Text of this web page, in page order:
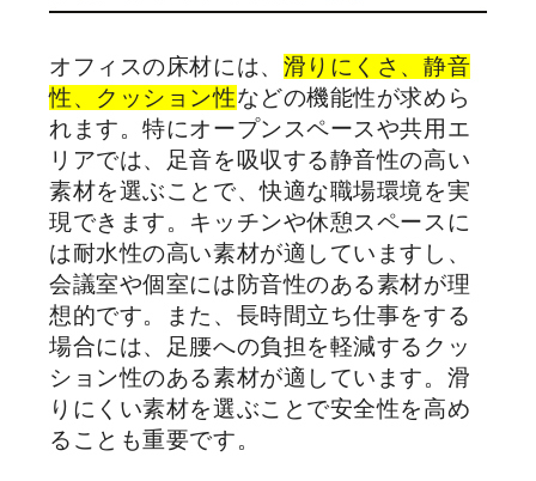
オフィスの床材には、 滑りにくさ、静音
性、クッション性などの機能性が求めら
れます。特にオープンスペースや共用エ
リアでは、足音を吸収する静音性の高い
素材を選ぶことで、快適な職場環境を実
現できます。キッチンや休憩スペースに
は耐水性の高い素材が適していますし、
会議室や個室には防音性のある素材が理
想的です。また、長時間立ち仕事をする
場合には、足腰への負担を軽減するクッ
ション性のある素材が適しています。滑
りにくい素材を選ぶことで安全性を高め
ることも重要です。